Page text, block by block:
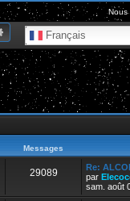
Nous
Français
Recherche avancée
Messages
29089
Re:
par
sam. août